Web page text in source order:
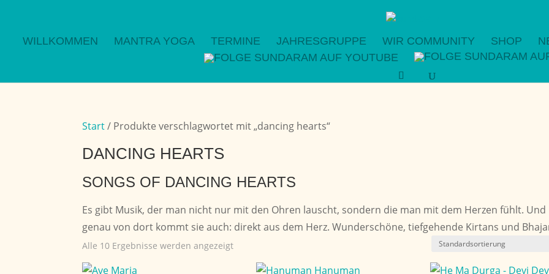
WILLKOMMEN MANTRA YOGA TERMINE JAHRESGRUPPE WIR COMMUNITY SHOP
Start/ Produkte verschlagwortet mit „dancing hearts“
DANCING HEARTS
SONGS OF DANCING HEARTS
Es gibt Musik, der man nicht nur mit den Ohren lauscht, sondern die man mit dem Herzen fühlt. Und
genau von dort kommt sie auch: direkt aus dem Herz. Wunderschöne, tiefgehende Kirtans und
Alle 10 Ergebnisse werden angezeigt